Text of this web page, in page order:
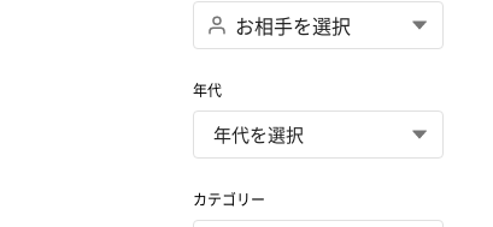
年代
カテゴリー